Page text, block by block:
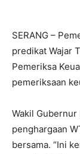
SERANG –
predikat Wajar
Pemeriksa
pemeriksaan
Wakil Gubernur
penghargaan
bersama. “Ini